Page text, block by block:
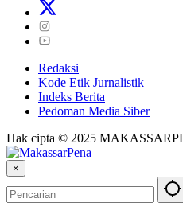
Redaksi
Kode Etik Jurnalistik
Indeks Berita
Pedoman Media Siber
Hak cipta © 2025
×